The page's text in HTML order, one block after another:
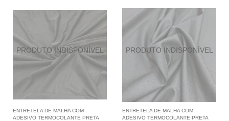
ENTRETELA DE MALHA COM
ADESIVO TERMOCOLANTE PRETA
ENTRETELA DE MALHA COM
ADESIVO TERMOCOLANTE PRETA